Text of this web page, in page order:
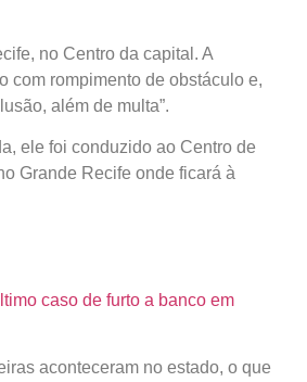
no Centro da capital. A
com rompimento de obstáculo e,
além de multa”.
ele foi conduzido ao Centro de
Grande Recife onde ficará à
caso de furto a banco em
aconteceram no estado, o que